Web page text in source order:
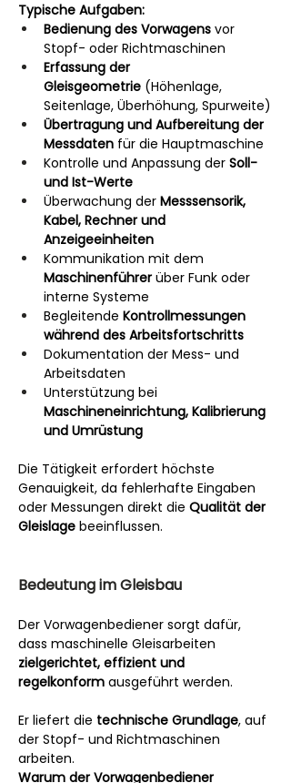
Typische Aufgaben:
Bedienung des Vorwagens vor
Stopf- oder Richtmaschinen
Erfassung der
Gleisgeometrie (Höhenlage,
Seitenlage, Überhöhung, Spurweite)
Übertragung und Aufbereitung der
Messdaten für die Hauptmaschine
Kontrolle und Anpassung der Soll-
und Ist-Werte
Überwachung der Messsensorik,
Kabel, Rechner und
Anzeigeeinheiten
Kommunikation mit dem
Maschinenführer über Funk oder
interne Systeme
Begleitende Kontrollmessungen
während des Arbeitsfortschritts
Dokumentation der Mess- und
Arbeitsdaten
Unterstützung bei
Maschineneinrichtung, Kalibrierung
und Umrüstung
Die Tätigkeit erfordert höchste
Genauigkeit, da fehlerhafte Eingaben
oder Messungen direkt die Qualität der
Gleislage beeinflussen.
Bedeutung im Gleisbau
Der Vorwagenbediener sorgt dafür,
dass maschinelle Gleisarbeiten
zielgerichtet, effizient und
regelkonform ausgeführt werden.
Er liefert die technische Grundlage, auf
der Stopf- und Richtmaschinen
arbeiten.
Warum der Vorwagenbediener